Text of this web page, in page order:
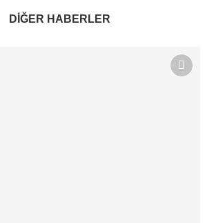
DİĞER HABERLER